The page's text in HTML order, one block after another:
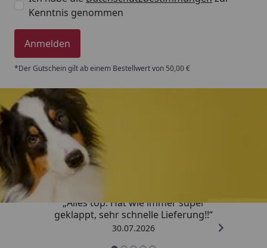
Kenntnis genommen
Anmelden
*Der Gutschein gilt ab einem Bestellwert von 50,00 €
Trusted Shops
„Alles top. Hat wie immer super
geklappt, sehr schnelle Lieferung!!“
30.07.2026